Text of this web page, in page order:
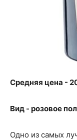
Средняя цена -
Вид - розовое
Одно из самых